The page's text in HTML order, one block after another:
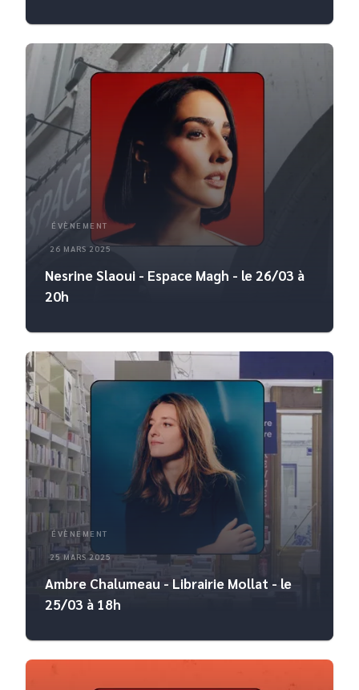
ÉVÈNEMENT
26 MARS 2025
Nesrine Slaoui - Espace Magh - le 26/03 à
20h
ÉVÈNEMENT
25 MARS 2025
Ambre Chalumeau - Librairie Mollat - le
25/03 à 18h